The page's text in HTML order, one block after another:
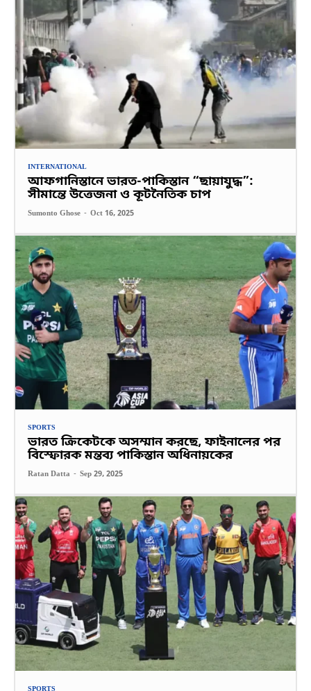
INTERNATIONAL
আফগানিস্তানে ভারত-পাকিস্তান “ছায়াযুদ্ধ”:
সীমান্তে উত্তেজনা ও কূটনৈতিক চাপ
Sumonto Ghose - Oct 16, 2025
SPORTS
ভারত ক্রিকেটকে অসম্মান করছে, ফাইনালের পর
বিস্ফোরক মন্তব্য পাকিস্তান অধিনায়কের
Ratan Datta - Sep 29, 2025
SPORTS